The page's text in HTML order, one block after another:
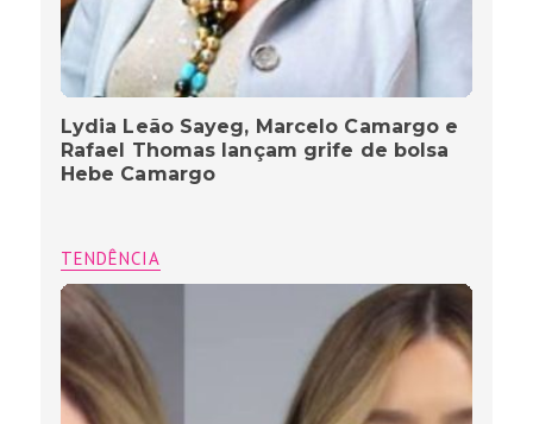
Lydia Leão Sayeg, Marcelo Camargo e
Rafael Thomas lançam grife de bolsa
Hebe Camargo
TENDÊNCIA